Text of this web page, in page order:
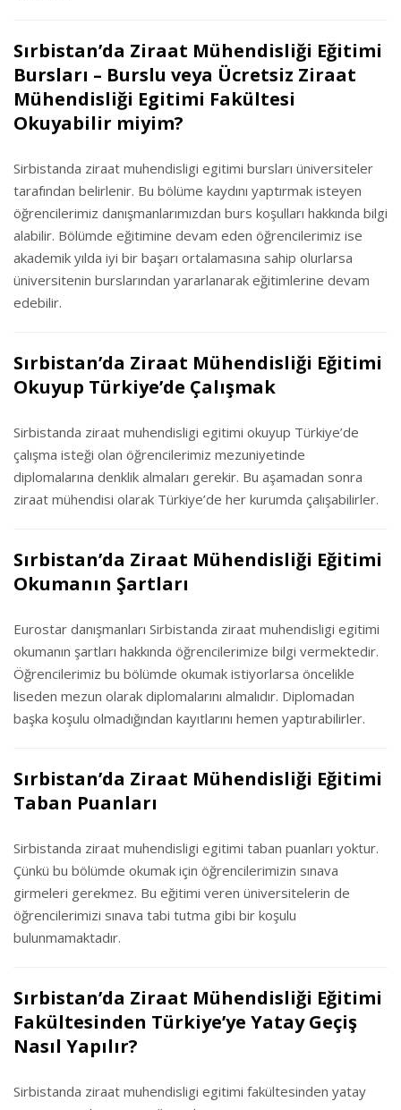
Sırbistan’da Ziraat Mühendisliği Eğitimi
Bursları – Burslu veya Ücretsiz Ziraat
Mühendisliği Egitimi Fakültesi
Okuyabilir miyim?
Sirbistanda ziraat muhendisligi egitimi bursları üniversiteler
tarafından belirlenir. Bu bölüme kaydını yaptırmak isteyen
öğrencilerimiz danışmanlarımızdan burs koşulları hakkında bilgi
alabilir. Bölümde eğitimine devam eden öğrencilerimiz ise
akademik yılda iyi bir başarı ortalamasına sahip olurlarsa
üniversitenin burslarından yararlanarak eğitimlerine devam
edebilir.
Sırbistan’da Ziraat Mühendisliği Eğitimi
Okuyup Türkiye’de Çalışmak
Sirbistanda ziraat muhendisligi egitimi okuyup Türkiye’de
çalışma isteği olan öğrencilerimiz mezuniyetinde
diplomalarına denklik almaları gerekir. Bu aşamadan sonra
ziraat mühendisi olarak Türkiye’de her kurumda çalışabilirler.
Sırbistan’da Ziraat Mühendisliği Eğitimi
Okumanın Şartları
Eurostar danışmanları Sirbistanda ziraat muhendisligi egitimi
okumanın şartları hakkında öğrencilerimize bilgi vermektedir.
Öğrencilerimiz bu bölümde okumak istiyorlarsa öncelikle
liseden mezun olarak diplomalarını almalıdır. Diplomadan
başka koşulu olmadığından kayıtlarını hemen yaptırabilirler.
Sırbistan’da Ziraat Mühendisliği Eğitimi
Taban Puanları
Sirbistanda ziraat muhendisligi egitimi taban puanları yoktur.
Çünkü bu bölümde okumak için öğrencilerimizin sınava
girmeleri gerekmez. Bu eğitimi veren üniversitelerin de
öğrencilerimizi sınava tabi tutma gibi bir koşulu
bulunmamaktadır.
Sırbistan’da Ziraat Mühendisliği Eğitimi
Fakültesinden Türkiye’ye Yatay Geçiş
Nasıl Yapılır?
Sirbistanda ziraat muhendisligi egitimi fakültesinden yatay